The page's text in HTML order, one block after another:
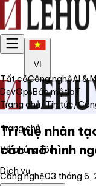
VI
Trang chủ
Về chúng tôi
Dịch vụ
Tất cảCông nghệAI &
DevOpsBảo mậtIoT
Trang chủ/Tin tức/
Trí tuệ nhân
các mô hình
Công nghệ03 tháng 6,